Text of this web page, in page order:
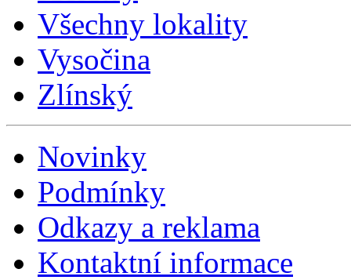
Všechny lokality
Vysočina
Zlínský
Novinky
Podmínky
Odkazy a reklama
Kontaktní informace